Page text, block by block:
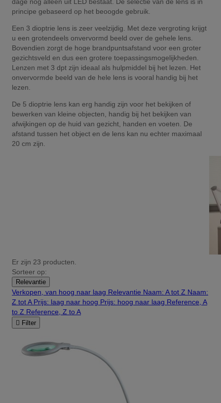
principe gebaseerd op het beoogde gebruik.
Een 3 dioptrie lens is zeer veelzijdig. Met deze vergroting krijgt
u een grotendeels onvervormd beeld over de gehele lens.
Bovendien zorgt de hoge brandpuntsafstand voor een groter
gezichtsveld en dus een grotere toepassingsmogelijkheden.
Lenzen met 3 dpt zijn ideaal als hulpmiddel bij het lezen. Het
onvervormde beeld van de hele lens is vooral handig bij het
lezen.
De 5 dioptrie lens kan erg handig zijn voor het bekijken of
bewerken van kleine objecten, handig bij het bekijken van
afwijkingen op de huid van gezicht, handen en voeten. De
afstand tussen het object en de lens kan nu echter maximaal
20 cm zijn.
Er zijn 23 producten.
Sorteer op:
Relevantie
Verkopen, van hoog naar laag Relevantie Naam: A tot Z Naam:
Z tot A Prijs: laag naar hoog Prijs: hoog naar laag Reference, A
to Z Reference, Z to A
 Filter